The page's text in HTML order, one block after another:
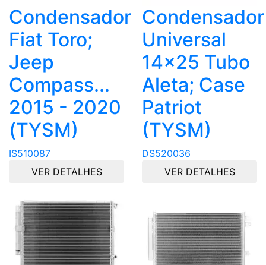
Condensador
Fiat Toro;
Jeep
Compass...
2015 - 2020
(TYSM)
IS510087
VER DETALHES
Condensador
Universal
14x25 Tubo
Aleta; Case
Patriot
(TYSM)
DS520036
VER DETALHES